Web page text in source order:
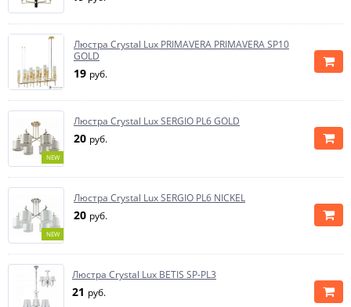
Люстра Crystal Lux PRIMAVERA PRIMAVERA SP10
GOLD
19 руб.
NEW
Люстра Crystal Lux SERGIO PL6 GOLD
20 руб.
NEW
Люстра Crystal Lux SERGIO PL6 NICKEL
20 руб.
Люстра Crystal Lux BETIS SP-PL3
21 руб.